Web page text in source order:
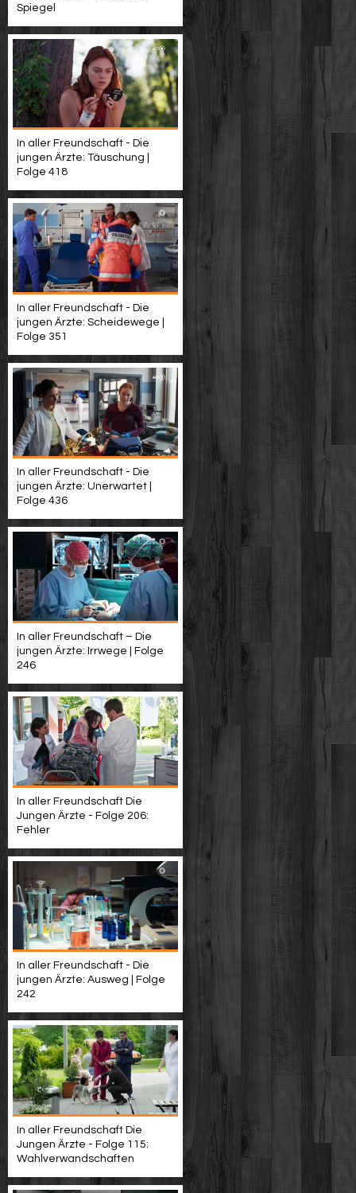
Spiegel
In aller Freundschaft - Die
jungen Ärzte: Täuschung |
Folge 418
In aller Freundschaft - Die
jungen Ärzte: Scheidewege |
Folge 351
In aller Freundschaft - Die
jungen Ärzte: Unerwartet |
Folge 436
In aller Freundschaft – Die
jungen Ärzte: Irrwege | Folge
246
In aller Freundschaft Die
Jungen Ärzte - Folge 206:
Fehler
In aller Freundschaft - Die
jungen Ärzte: Ausweg | Folge
242
In aller Freundschaft Die
Jungen Ärzte - Folge 115:
Wahlverwandschaften